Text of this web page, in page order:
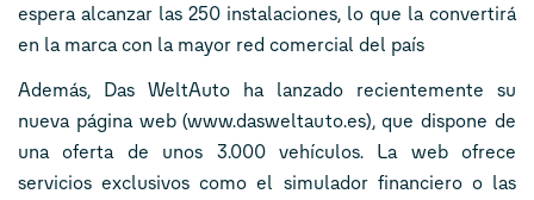
espera alcanzar las 250 instalaciones, lo que la convertirá
en la marca con la mayor red comercial del país
Además, Das WeltAuto ha lanzado recientemente su
nueva página web (www.dasweltauto.es), que dispone de
una oferta de unos 3.000 vehículos. La web ofrece
servicios exclusivos como el simulador financiero o las